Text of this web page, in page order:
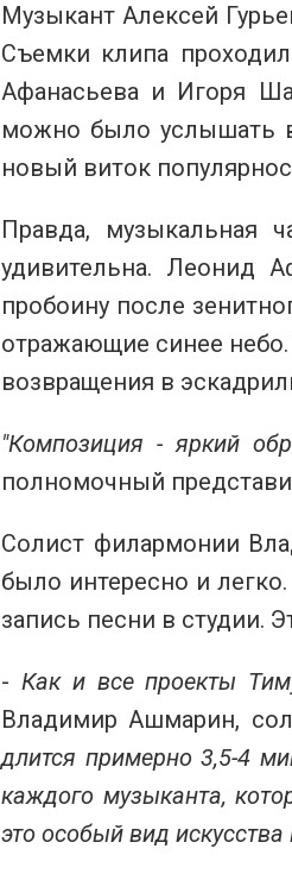
Музыкант Алексей
Съемки клипа
Афанасьева и Игоря
можно было услышать
новый виток
Правда, музыкальная
удивительна. Леонид
пробоину после
отражающие синее небо.
возвращения в
"Композиция - яркий
полномочный
Солист филармонии
было интересно и
запись песни в студии.
- Как и все проекты
Владимир Ашмарин,
длится примерно 3,5-4
каждого музыканта,
это особый вид